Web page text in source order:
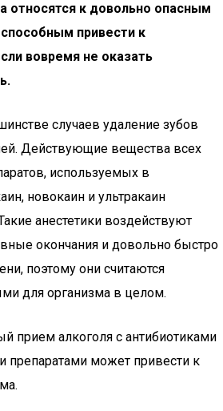
относятся к довольно опасным
привести к
вовремя не оказать
случаев удаление зубов
Действующие вещества всех
используемых в
новокаин и ультракаин
анестетики воздействуют
окончания и довольно быстро
поэтому они считаются
для организма в целом.
прием алкоголя с антибиотиками
может привести к